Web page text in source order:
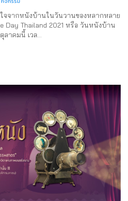
จากหนังบ้านในวันวานของหลากหลาย
Day Thailand 2021 หรือ วันหนังบ้าน
ลาคมนี้ เวล...